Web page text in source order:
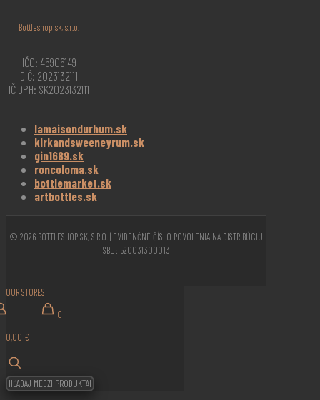
Bottleshop sk, s.r.o.
IČO: 45906149
DIČ: 2023132111
IČ DPH: SK2023132111
lamaisondurhum.sk
kirkandsweeneyrum.sk
gin1689.sk
roncoloma.sk
bottlemarket.sk
artbottles.sk
© 2026 BOTTLESHOP SK, S.R.O. | EVIDENČNÉ ČÍSLO POVOLENIA NA DISTRIBÚCIU
SBL : 520031300013
OUR STORES
0
0,00 €